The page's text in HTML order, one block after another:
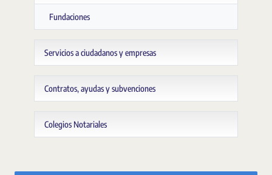
Fundaciones
Servicios a ciudadanos y empresas
Contratos, ayudas y subvenciones
Colegios Notariales